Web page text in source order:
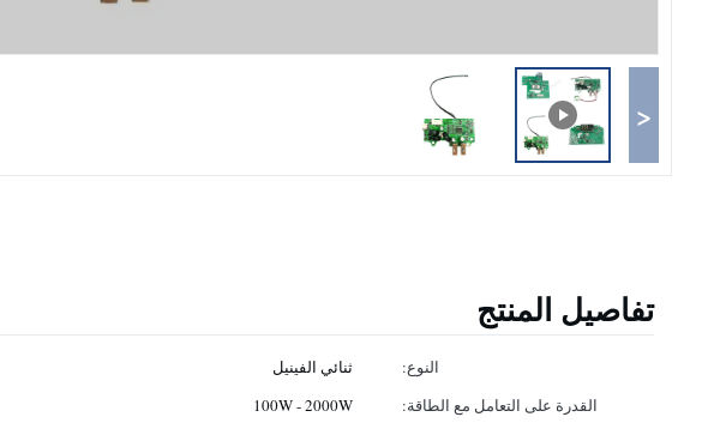
<
تفاصيل المنتج
النوع: ثنائي الفينيل
القدرة على التعامل مع الطاقة:
100W - 2000W